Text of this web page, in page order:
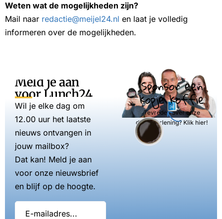
Weten wat de mogelijkheden zijn?
Mail naar redactie@meijel24.nl en laat je volledig
informeren over de mogelijkheden.
Meld je aan
voor Lunch24
Wil je elke dag om
12.00 uur het laatste
nieuws ontvangen in
jouw mailbox?
Dat kan! Meld je aan
voor onze nieuwsbrief
en blijf op de hoogte.
Sponsor een
kopje koffie
Tevreden over onze
dienstverlening? Klik hier!